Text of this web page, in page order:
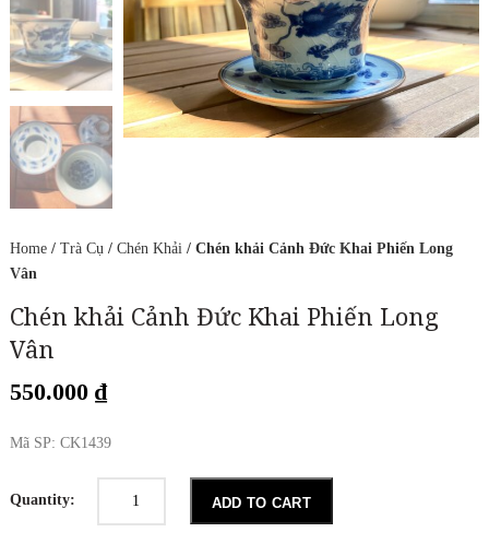
Home/ Trà Cụ / Chén Khải / Chén khải Cảnh Đức Khai Phiến Long
Vân
Chén khải Cảnh Đức Khai Phiến Long
Vân
550.000 ₫
Mã SP: CK1439
Quantity:
Chén
Đức
ADD TO CART